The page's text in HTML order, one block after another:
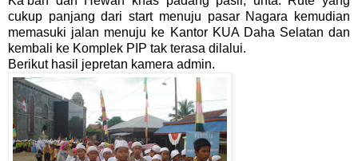
cukup panjang dari start menuju pasar Nagara kemudian
memasuki jalan menuju ke Kantor KUA Daha Selatan dan
kembali ke Komplek PIP tak terasa dilalui.
Berikut hasil jepretan kamera admin.